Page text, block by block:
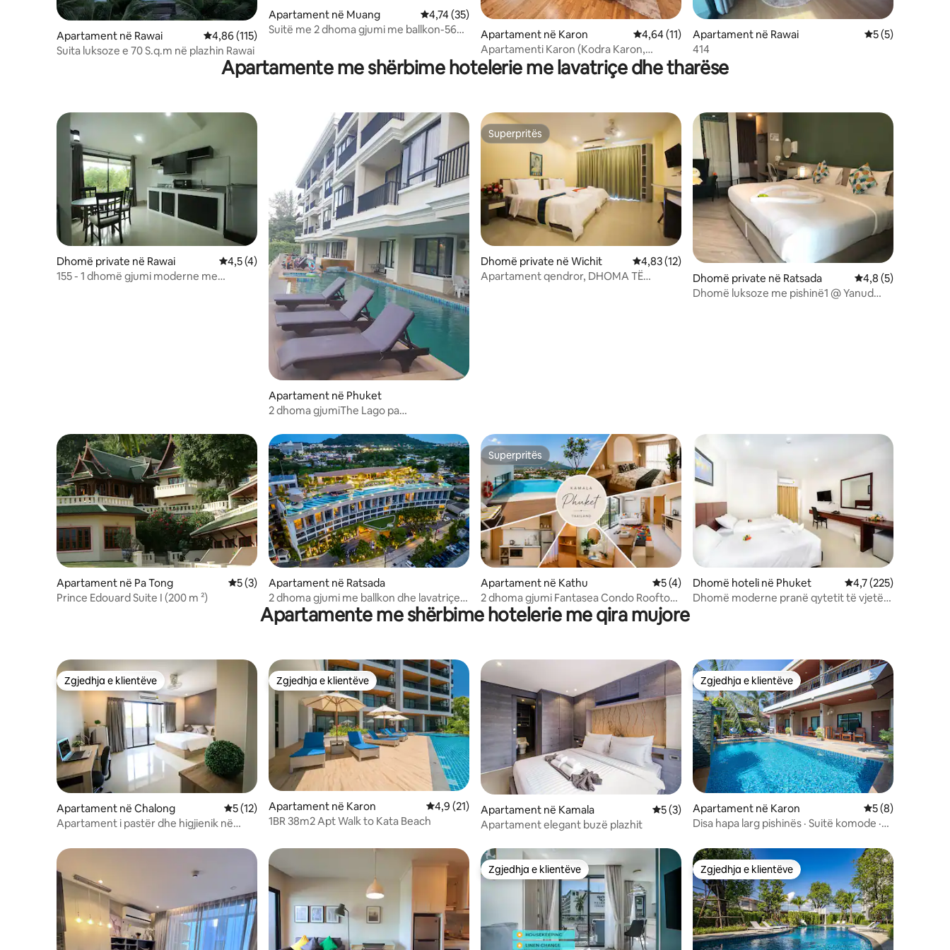
Apartament në Rawai Vlerësimi mesatar 4,86 nga 5, 115 vlerësime
4,86 (115)
Suita luksoze e 70 S.q.m në plazhin Rawai
Apartament në Muang Vlerësimi mesatar 4,74 nga 5, 35 vlerësime
4,74 (35)
Suitë me 2 dhoma gjumi me ballkon-56
Apartament në Karon Vlerësimi mesatar 4,64 nga 5, 11 vlerësime
4,64 (11)
Apartamenti Karon (Kodra Karon,
Veloche) Pine
Apartament në Rawai Vlerësimi
5 (5)
414
Apartamente me shërbime hotelerie me lavatriçe dhe tharëse
Dhomë private në Rawai Vlerësimi mesatar 4,5 nga 5, 4 vlerësime
4,5 (4)
155 - 1 dhomë gjumi moderne me
Apartament në Phuket
2 dhoma gjumiThe Lago pa
Superpritës
Superpritës
Dhomë private në Wichit Vlerësimi mesatar 4,83 nga 5, 12 vlerësime
4,83 (12)
Apartament qendror, DHOMA TË
Dhomë private në Ratsada Vlerësimi mesatar
4,8 (5)
Dhomë luksoze me pishinë1 @ Yanud
Apartament në Pa Tong Vlerësimi mesatar 5 nga 5, 3 vlerësime
5 (3)
Prince Edouard Suite I (200 m ²)
Apartament në Ratsada
2 dhoma gjumi me ballkon dhe lavatriçe
@ HOMA Phuket Town
Superpritës
Superpritës
Apartament në Kathu Vlerësimi mesatar 5 nga 5, 4 vlerësime
5 (4)
2 dhoma gjumi Fantasea Condo Rooftop
Pool Cafe Del Mar
Dhomë hoteli në Phuket Vlerësimi mesatar
4,7 (225)
Dhomë moderne pranë qytetit të vjetër
Apartamente me shërbime hotelerie me qira mujore
Zgjedhja e klientëve
Zgjedhja e klientëve
Apartament në Chalong Vlerësimi mesatar 5 nga 5, 12 vlerësime
5 (12)
Apartament i pastër dhe higjienik në
Zgjedhja e klientëve
Zgjedhja e klientëve
Apartament në Karon Vlerësimi mesatar 4,9 nga 5, 21 vlerësime
4,9 (21)
1BR 38m2 Apt Walk to Kata Beach
Apartament në Kamala Vlerësimi mesatar 5 nga 5, 3 vlerësime
5 (3)
Apartament elegant buzë plazhit
Zgjedhja e klientëve
Zgjedhja e klientëve
Apartament në Karon Vlerësimi
5 (8)
Disa hapa larg pishinës · Suitë komode ·
Zgjedhja e klientëve
Zgjedhja e klientëve Zgjedhja e klientëve
Zgjedhja e klientëve